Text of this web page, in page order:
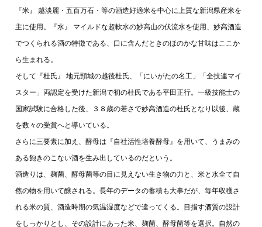
『米』 越淡麗・五百万石・等の酒造好適米を中心に上質な新潟県産米を
主に使用。『水』 マイルドな超軟水の妙高山の伏流水を使用、妙高酒造
でつくられる酒の特徴である、口に含んだときのほのかな甘味はここか
ら生まれる。
そして『杜氏』 地元頸城の越後杜氏、「にいがたの名工」「全技連マイ
スター」両認定を受けた新潟で初の杜氏である平田正行。一級技能士の
国家試験に合格した後、３８歳の若さで妙高酒造の杜氏となり以後、蔵
を数々の受賞へと導いている。
さらに三要素に加え、酵母は『自社活性培養酵母』を用いて、うまみの
ある飽きのこない酒を生み出しているのだという。
酒造りは、麹菌、酵母菌等の目に見えない生き物の力と、米と水全て自
然の物を用いて醸される。長年のデータの蓄積も大事だが、毎年収穫さ
れる米の質、酒造時期の気温湿度などで違ってくる。目指す酒質の設計
をしっかりとし、その設計にあった米、麹菌、酵母菌等を選択。自然の